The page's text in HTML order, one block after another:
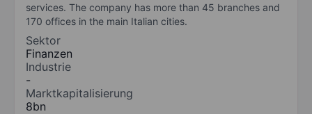
services. The company has more than 45 branches and
170 offices in the main Italian cities.
Sektor
Finanzen
Industrie
-
Marktkapitalisierung
8bn